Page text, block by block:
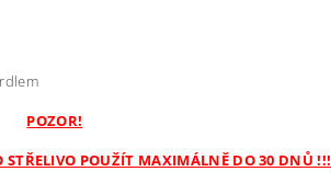
POZOR!
STŘELIVO POUŽÍT MAXIMÁLNĚ DO 30 DNŮ !!!